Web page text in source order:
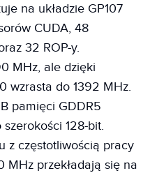
na układzie GP107
CUDA, 48
32 ROP-y.
MHz, ale dzięki
wzrasta do 1392 MHz.
pamięci GDDR5
128-bit.
z częstotliwością pracy
przekładają się na